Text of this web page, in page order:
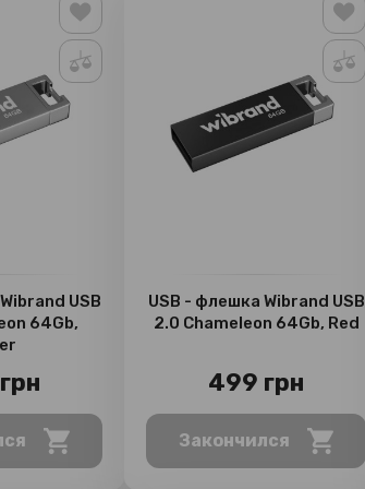
USB
64Gb,
USB - флешка Wibrand USB
2.0 Chameleon 64Gb, Red
499 грн
Закончился